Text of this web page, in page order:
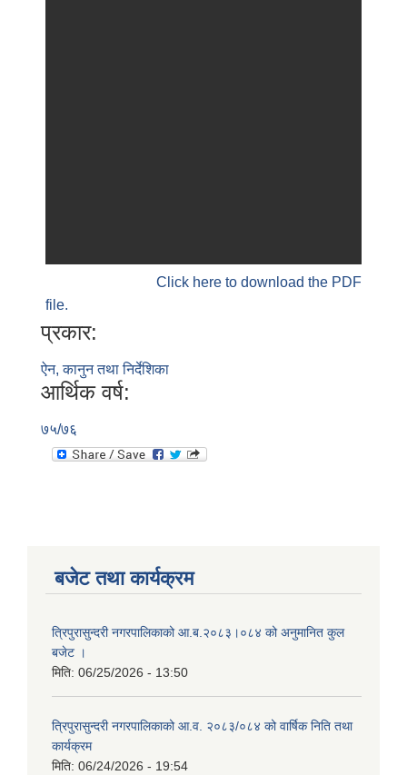
Click here to download the PDF
file.
प्रकार:
ऐन, कानुन तथा निर्देशिका
आर्थिक वर्ष:
७५/७६
बजेट तथा कार्यक्रम
त्रिपुरासुन्दरी नगरपालिकाको आ.ब.२०८३।०८४ को अनुमानित कुल
बजेट ।
मिति: 06/25/2026 - 13:50
त्रिपुरासुन्दरी नगरपालिकाको आ.व. २०८३/०८४ को वार्षिक निति तथा
कार्यक्रम
मिति: 06/24/2026 - 19:54